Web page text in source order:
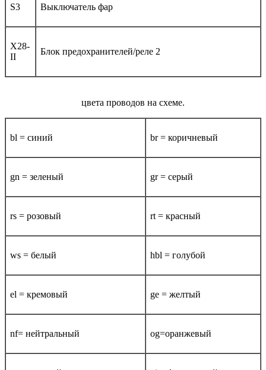
S3 Выключатель фар
X28-
II
Блок предохранителей/реле 2
цвета проводов на схеме.
bl = синий br = коричневый
gn = зеленый gr = серый
rs = розовый rt = красный
ws = белый hbl = голубой
el = кремовый ge = желтый
nf= нейтральный og=оранжевый